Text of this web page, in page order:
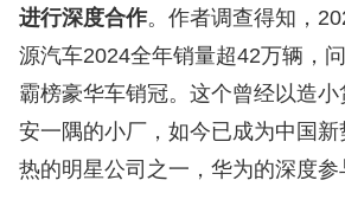
进行深度合作。作者调查得知，
源汽车2024全年销量超42万辆，
霸榜豪华车销冠。这个曾经以造
安一隅的小厂，如今已成为中国
热的明星公司之一，华为的深度参